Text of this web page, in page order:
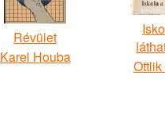
Révület
Karel Houba